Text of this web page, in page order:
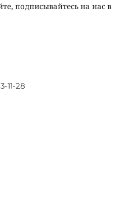
подписывайтесь на нас в
11-28